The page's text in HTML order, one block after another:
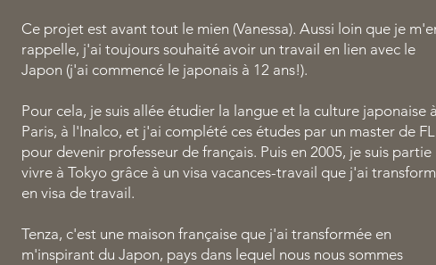
Ce projet est avant tout le mien (Vanessa). Aussi loin que je
rappelle, j'ai toujours souhaité avoir un travail en lien avec le
Japon (j'ai commencé le japonais à 12 ans!).
Pour cela, je suis allée étudier la langue et la culture japonaise
Paris, à l'Inalco, et j'ai complété ces études par un master de
pour devenir professeur de français. Puis en 2005, je suis partie
vivre à Tokyo grâce à un visa vacances-travail que j'ai
en visa de travail.
Tenza, c'est une maison française que j'ai transformée en
m'inspirant du Japon, pays dans lequel nous nous sommes